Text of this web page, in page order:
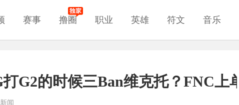
赛事 撸圈 职业 英雄 符文 音乐
G2的时候三Ban维克托？FNC上
闻